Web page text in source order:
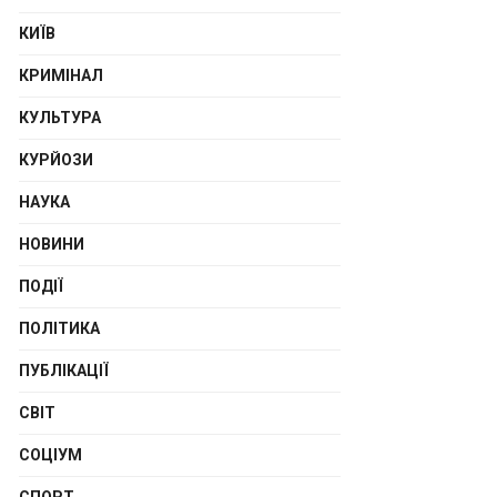
КИЇВ
КРИМІНАЛ
КУЛЬТУРА
КУРЙОЗИ
НАУКА
НОВИНИ
ПОДІЇ
ПОЛІТИКА
ПУБЛІКАЦІЇ
СВІТ
СОЦІУМ